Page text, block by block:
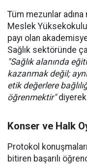
Tüm mezunlar
Meslek
payı olan
Sağlık sektöründe
"Sağlık alanında
kazanmak değil;
etik değerlere
öğrenmektir"diyerek
Konser ve Halk
Protokol
bitiren başarılı